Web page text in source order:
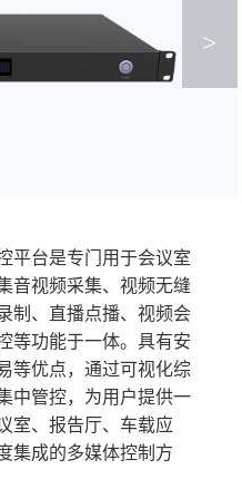
>
平台是专门用于会议室
音视频采集、视频无缝
制、直播点播、视频会
等功能于一体。具有安
等优点，通过可视化综
中管控，为用户提供一
室、报告厅、车载应
集成的多媒体控制方